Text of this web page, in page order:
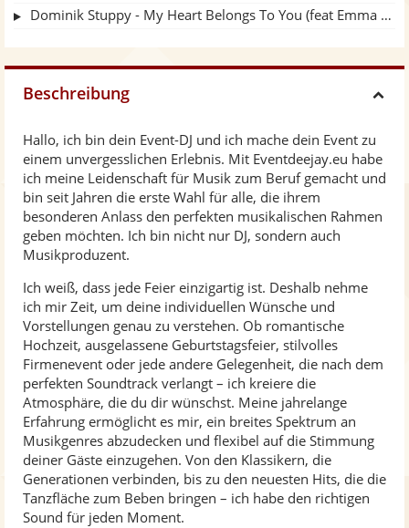
Dominik Stuppy - My Heart Belongs To You (feat Emma Palmer)
Beschreibung
Hallo, ich bin dein Event-DJ und ich mache dein Event zu
einem unvergesslichen Erlebnis. Mit Eventdeejay.eu habe
ich meine Leidenschaft für Musik zum Beruf gemacht und
bin seit Jahren die erste Wahl für alle, die ihrem
besonderen Anlass den perfekten musikalischen Rahmen
geben möchten. Ich bin nicht nur DJ, sondern auch
Musikproduzent.
Ich weiß, dass jede Feier einzigartig ist. Deshalb nehme
ich mir Zeit, um deine individuellen Wünsche und
Vorstellungen genau zu verstehen. Ob romantische
Hochzeit, ausgelassene Geburtstagsfeier, stilvolles
Firmenevent oder jede andere Gelegenheit, die nach dem
perfekten Soundtrack verlangt – ich kreiere die
Atmosphäre, die du dir wünschst. Meine jahrelange
Erfahrung ermöglicht es mir, ein breites Spektrum an
Musikgenres abzudecken und flexibel auf die Stimmung
deiner Gäste einzugehen. Von den Klassikern, die
Generationen verbinden, bis zu den neuesten Hits, die die
Tanzfläche zum Beben bringen – ich habe den richtigen
Sound für jeden Moment.